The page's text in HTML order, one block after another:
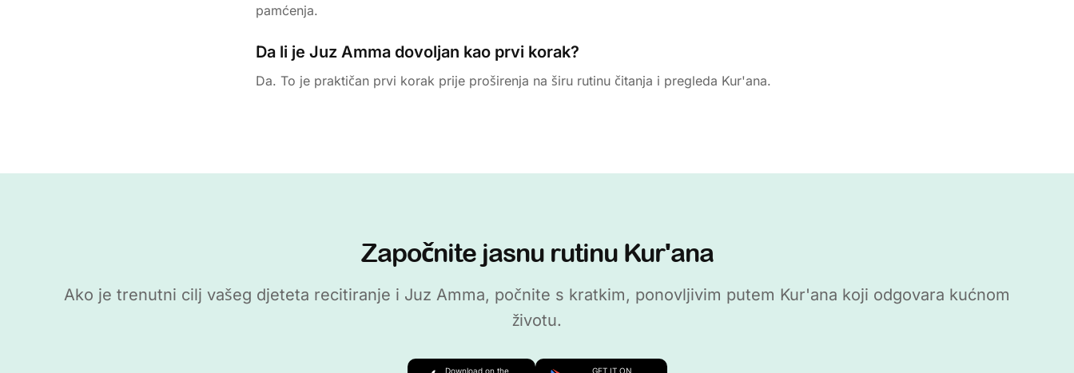
pamćenja.
Da li je Juz Amma dovoljan kao prvi korak?
Da. To je praktičan prvi korak prije proširenja na širu rutinu čitanja i pregleda Kur'ana.
Započnite jasnu rutinu Kur'ana
Ako je trenutni cilj vašeg djeteta recitiranje i Juz Amma, počnite s kratkim, ponovljivim putem Kur'ana koji odgovara kućnom
životu.
Download on the GET IT ON